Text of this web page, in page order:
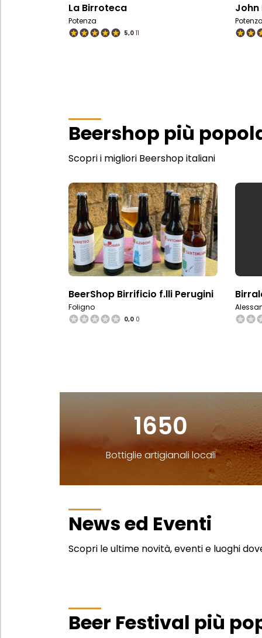
La Birroteca
Potenza
5,0 11
John
Potenza
Beershop più
Scopri i migliori Beershop italiani
BeerShop Birrificio f.lli Perugini
Foligno
0,0 0
1650
Bottiglie artigianali locali
News ed Eventi
Scopri le ultime novità, eventi e luoghi
Beer Festival più